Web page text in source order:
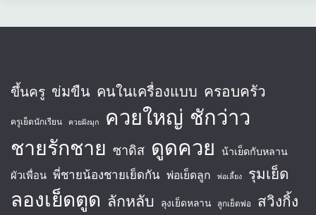
ขึ้นครู ข่มขืน คนในเครื่องแบบ ครอบครัว
ครูเย็ดนักเรียน ควยฝังมุก ควยใหญ่ ชักว่าว
ชายรักชาย ซาดิส ดูดควย น้าเย็ดกับหลาน
ผัวเพื่อน พี่ชายน้องชายเย็ดกัน พ่อเย็ดลูก พ่อเลี้ยง รุมเย็ด
ลองเย็ดตูด ลักหลับ ลุงเย็ดหลาน ลูกเย็ดพ่อ สวิงกิ้ง